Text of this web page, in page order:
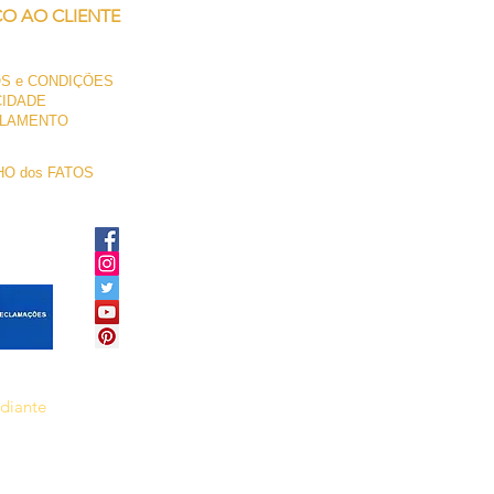
AO CLIENTE
e CONDIÇÕES
dos FATOS